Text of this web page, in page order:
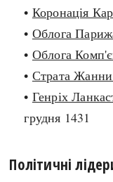
ВИ (НЕ) ЗНАЛИ
• Коронація
• Облога
• Облога
• Страта
• Генріх
грудня 1431
Політичні